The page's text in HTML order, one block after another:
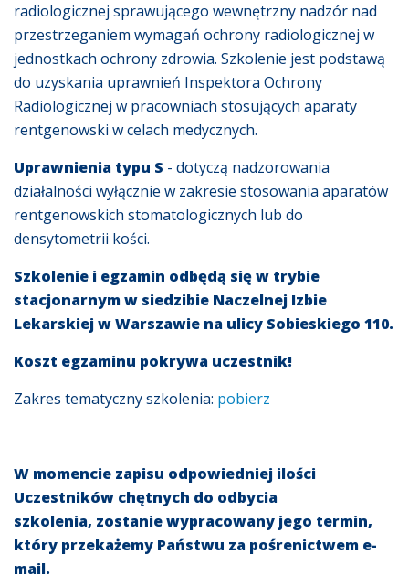
radiologicznej sprawującego wewnętrzny nadzór nad
przestrzeganiem wymagań ochrony radiologicznej w
jednostkach ochrony zdrowia. Szkolenie jest podstawą
do uzyskania uprawnień Inspektora Ochrony
Radiologicznej w pracowniach stosujących aparaty
rentgenowski w celach medycznych.
Uprawnienia typu S - dotyczą nadzorowania
działalności wyłącznie w zakresie stosowania aparatów
rentgenowskich stomatologicznych lub do
densytometrii kości.
Szkolenie i egzamin odbędą się w trybie
stacjonarnym w siedzibie Naczelnej Izbie
Lekarskiej w Warszawie na ulicy Sobieskiego 110.
Koszt egzaminu pokrywa uczestnik!
Zakres tematyczny szkolenia: pobierz
W momencie zapisu odpowiedniej ilości
Uczestników chętnych do odbycia
szkolenia, zostanie wypracowany jego termin,
który przekażemy Państwu za pośrenictwem e-
mail.